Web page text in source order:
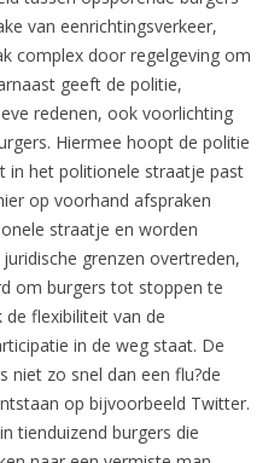
van eenrichtingsverkeer,
complex door regelgeving om
geeft de politie,
redenen, ook voorlichting
Hiermee hoopt de politie
in het politionele straatje past
op voorhand afspraken
straatje en worden
grenzen overtreden,
om burgers tot stoppen te
flexibiliteit van de
in de weg staat. De
niet zo snel dan een flu?de
op bijvoorbeeld Twitter.
tienduizend burgers die